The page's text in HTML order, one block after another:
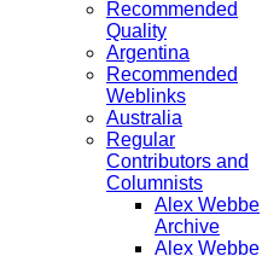
Recommended
Quality
Argentina
Recommended
Weblinks
Australia
Regular
Contributors and
Columnists
Alex Webbe
Archive
Alex Webbe